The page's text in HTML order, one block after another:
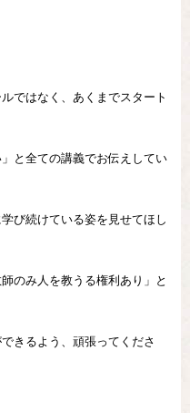
ではなく、あくまでスタート
と全ての講義でお伝えしてい
び続けている姿を見せてほし
のみ人を教うる権利あり」と
きるよう、頑張ってくださ